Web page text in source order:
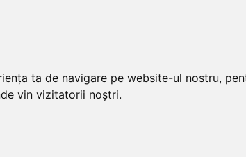
ta de navigare pe website-ul nostru,
vin vizitatorii noștri.